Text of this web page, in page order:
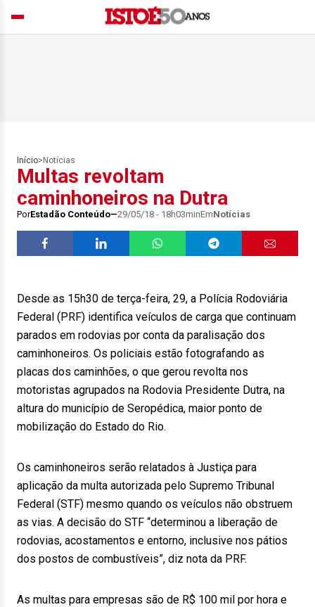
Início> Notícias
Multas revoltam
caminhoneiros na Dutra
PorEstadão Conteúdo 29/05/18 - 18h03minEmNotícias
Desde as 15h30 de terça-feira, 29, a Polícia Rodoviária
Federal (PRF) identifica veículos de carga que continuam
parados em rodovias por conta da paralisação dos
caminhoneiros. Os policiais estão fotografando as
placas dos caminhões, o que gerou revolta nos
motoristas agrupados na Rodovia Presidente Dutra, na
altura do município de Seropédica, maior ponto de
mobilização do Estado do Rio.
Os caminhoneiros serão relatados à Justiça para
aplicação da multa autorizada pelo Supremo Tribunal
Federal (STF) mesmo quando os veículos não obstruem
as vias. A decisão do STF “determinou a liberação de
rodovias, acostamentos e entorno, inclusive nos pátios
dos postos de combustíveis”, diz nota da PRF.
As multas para empresas são de R$ 100 mil por hora e